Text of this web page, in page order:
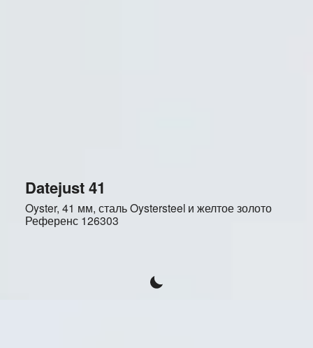
Datejust 41
Oyster, 41 мм, сталь Oystersteel и желтое золото
Референс 126303